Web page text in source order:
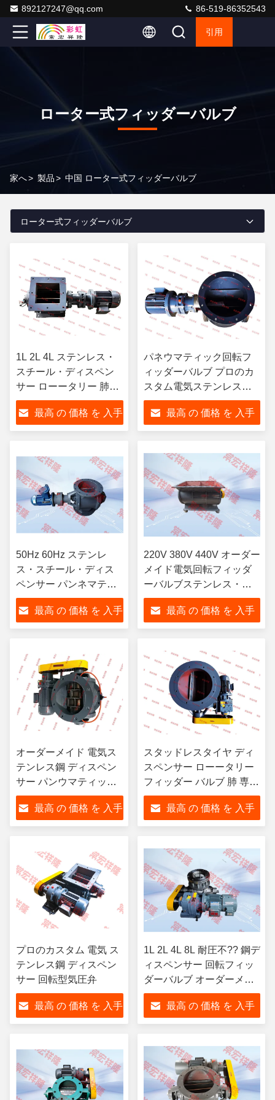
892127247@qq.com 86-519-86352543
引用
ローター式フィッダーバルブ
家へ> 製品> 中国 ローター式フィッダーバルブ
ローター式フィッダーバルブ
1L 2L 4L ステンレス・
スチール・ディスペン
サー ローータリー 肺弁
オーダーメイド 電気
最高 の 価格 を 入手
パネウマティック回転フ
ィッダーバルブ プロのカ
スタム電気ステンレスス
チールディスペンサー
最高 の 価格 を 入手
50Hz 60Hz ステンレ
ス・スチール・ディス
ペンサー パンネマティ
ック・ローータリー・
バルブ カスタム・電気
最高 の 価格 を 入手
220V 380V 440V オーダー
メイド電気回転フィッダ
ーバルブステンレス・ス
チール・ディスペンサー
最高 の 価格 を 入手
オーダーメイド 電気ス
テンレス鋼 ディスペン
サー パンウマティック
ローータリーバルブ
最高 の 価格 を 入手
スタッドレスタイヤ ディ
スペンサー ローータリー
フィッダー バルブ 肺 専門
オーダーメイド 電動
最高 の 価格 を 入手
プロのカスタム 電気 ス
テンレス鋼 ディスペン
サー 回転型気圧弁
最高 の 価格 を 入手
1L 2L 4L 8L 耐圧不?? 鋼デ
ィスペンサー 回転フィッ
ダーバルブ オーダーメイ
ド電気
最高 の 価格 を 入手